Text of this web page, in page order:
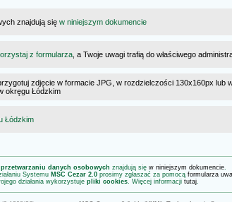
znajdują się w niniejszym dokumencie
z formularza , a Twoje uwagi trafią do właściwego
zdjęcie w formacie JPG, w rozdzielczości 130x160px lub
okręgu Łódzkim
Łódzkim
przetwarzaniu danych osobowych znajdują się w niniejszym dokumencie.
Systemu MSC Cezar 2.0 prosimy zgłaszać za pomocą formularza
działania wykorzystuje pliki cookies. Więcej informacji tutaj.